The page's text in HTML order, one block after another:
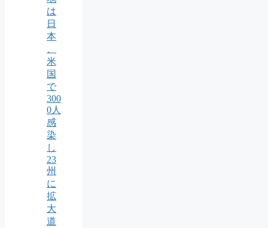
は
日
本
米
国
で
300
0人
感
染
し
23
州
に
拡
大
道